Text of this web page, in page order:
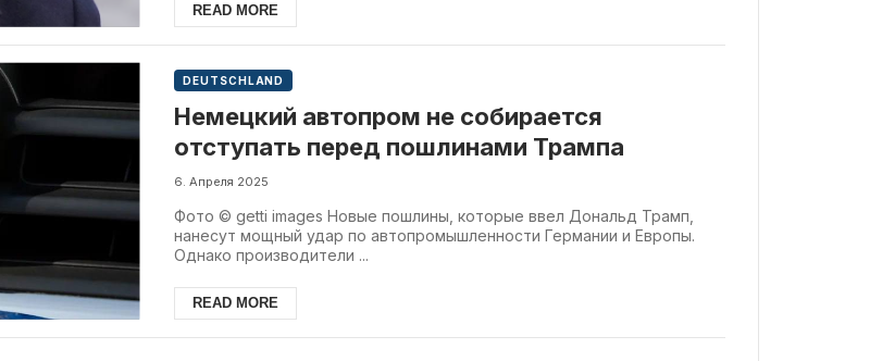
READ MORE
DEUTSCHLAND
Немецкий автопром не собирается
отступать перед пошлинами Трампа
6. Апреля 2025
Фото © getti images Новые пошлины, которые ввел Дональд Трамп,
нанесут мощный удар по автопромышленности Германии и Европы.
Однако производители ...
READ MORE